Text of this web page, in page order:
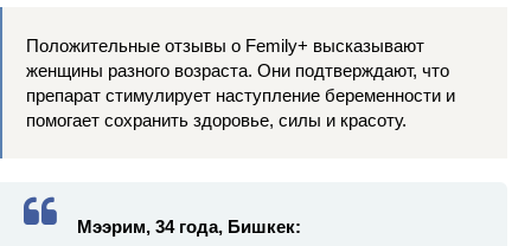
Положительные отзывы о Femily+ высказывают
женщины разного возраста. Они подтверждают, что
препарат стимулирует наступление беременности и
помогает сохранить здоровье, силы и красоту.
Мээрим, 34 года, Бишкек: